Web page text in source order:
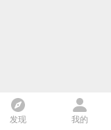
发现 我的